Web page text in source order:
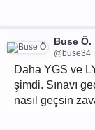
Buse Ö.
@buse34
Daha YGS ve
şimdi. Sınavı
nasıl geçsin